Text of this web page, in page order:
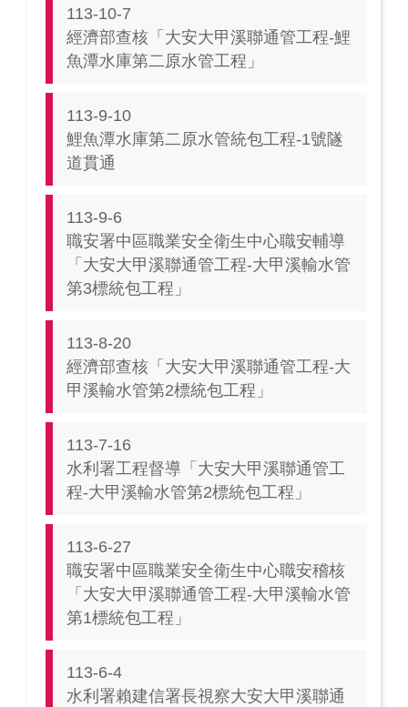
113-10-7
經濟部查核「大安大甲溪聯通管工程-鯉
魚潭水庫第二原水管工程」
113-9-10
鯉魚潭水庫第二原水管統包工程-1號隧
道貫通
113-9-6
職安署中區職業安全衛生中心職安輔導
「大安大甲溪聯通管工程-大甲溪輸水管
第3標統包工程」
113-8-20
經濟部查核「大安大甲溪聯通管工程-大
甲溪輸水管第2標統包工程」
113-7-16
水利署工程督導「大安大甲溪聯通管工
程-大甲溪輸水管第2標統包工程」
113-6-27
職安署中區職業安全衛生中心職安稽核
「大安大甲溪聯通管工程-大甲溪輸水管
第1標統包工程」
113-6-4
水利署賴建信署長視察大安大甲溪聯通